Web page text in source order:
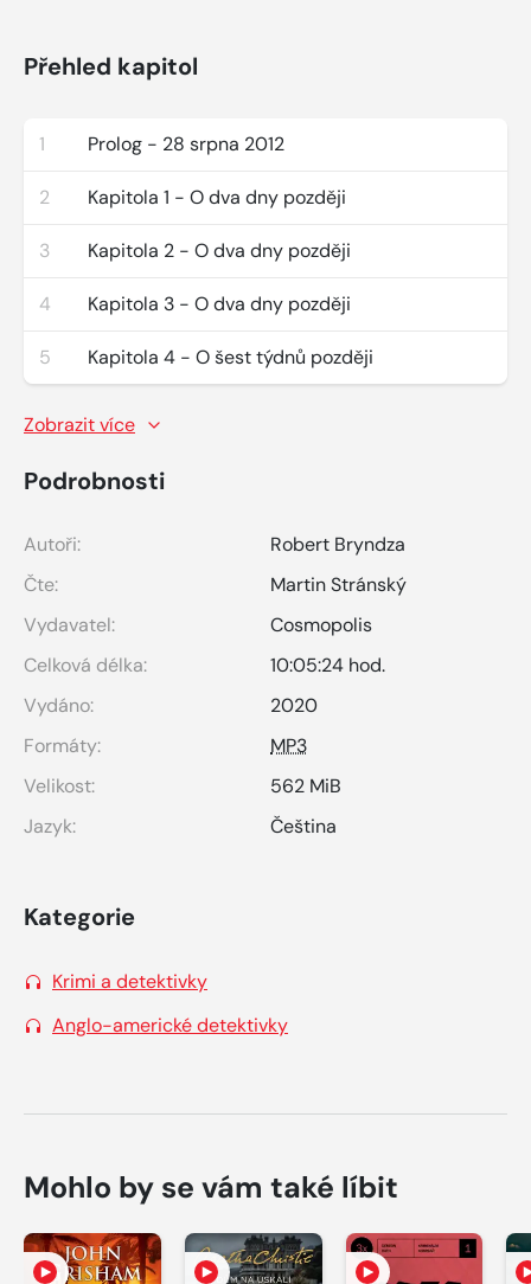
Přehled kapitol
1 Prolog - 28 srpna 2012
2 Kapitola 1 - O dva dny později
3 Kapitola 2 - O dva dny později
4 Kapitola 3 - O dva dny později
5 Kapitola 4 - O šest týdnů později
Zobrazit více
Podrobnosti
Autoři:
Robert Bryndza
Čte:
Martin Stránský
Vydavatel:
Cosmopolis
Celková délka:
10:05:24 hod.
Vydáno:
2020
Formáty:
MP3
Velikost:
562 MiB
Jazyk:
Čeština
Kategorie
Krimi a detektivky
Anglo-americké detektivky
Mohlo by se vám také líbit